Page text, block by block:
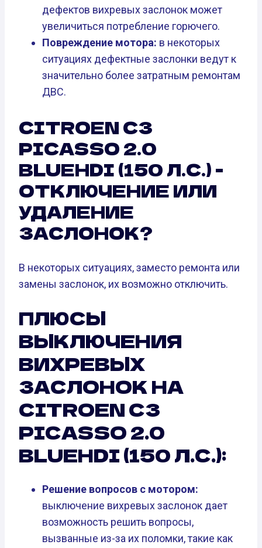
дефектов вихревых заслонок может
увеличиться потребление горючего.
Повреждение мотора: в некоторых
ситуациях дефектные заслонки ведут к
значительно более затратным ремонтам
ДВС.
CITROEN C3
PICASSO 2.0
BLUEHDI (150 Л.С.) -
ОТКЛЮЧЕНИЕ ИЛИ
УДАЛЕНИЕ
ЗАСЛОНОК?
В некоторых ситуациях, заместо ремонта или
замены заслонок, их возможно отключить.
ПЛЮСЫ
ВЫКЛЮЧЕНИЯ
ВИХРЕВЫХ
ЗАСЛОНОК НА
CITROEN C3
PICASSO 2.0
BLUEHDI (150 Л.С.):
Решение вопросов с мотором:
выключение вихревых заслонок дает
возможность решить вопросы,
вызванные из-за их поломки, такие как